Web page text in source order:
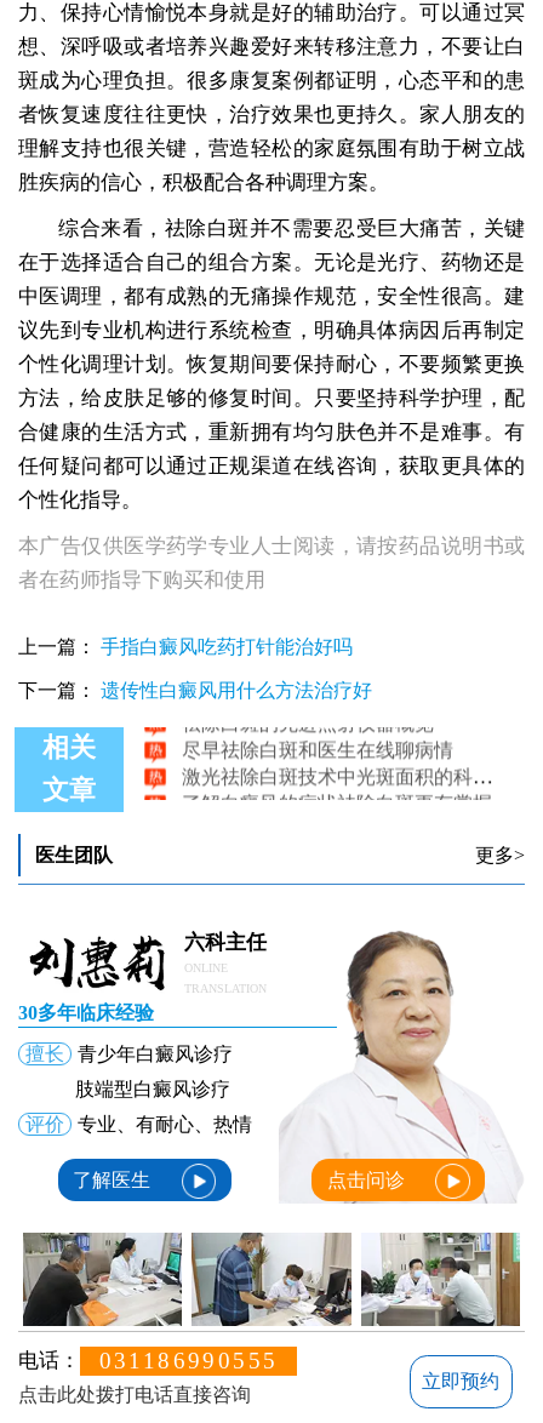
力、保持心情愉悦本身就是好的辅助治疗。可以通过冥
想、深呼吸或者培养兴趣爱好来转移注意力，不要让白
斑成为心理负担。很多康复案例都证明，心态平和的患
者恢复速度往往更快，治疗效果也更持久。家人朋友的
理解支持也很关键，营造轻松的家庭氛围有助于树立战
胜疾病的信心，积极配合各种调理方案。
综合来看，祛除白斑并不需要忍受巨大痛苦，关键
在于选择适合自己的组合方案。无论是光疗、药物还是
中医调理，都有成熟的无痛操作规范，安全性很高。建
议先到专业机构进行系统检查，明确具体病因后再制定
个性化调理计划。恢复期间要保持耐心，不要频繁更换
方法，给皮肤足够的修复时间。只要坚持科学护理，配
合健康的生活方式，重新拥有均匀肤色并不是难事。有
任何疑问都可以通过正规渠道在线咨询，获取更具体的
个性化指导。
本广告仅供医学药学专业人士阅读，请按药品说明书或
者在药师指导下购买和使用
上一篇： 手指白癜风吃药打针能治好吗
下一篇： 遗传性白癜风用什么方法治疗好
相关
文章
白醋能祛除白斑是不是真的
祛除白斑的先进照射仪器概览
尽早祛除白斑和医生在线聊病情
激光祛除白斑技术中光斑面积的科学解析
了解白癜风的症状祛除白斑更有掌握
医生团队 更多>
六科主任
ONLINE
TRANSLATION
30多年临床经验
擅长
青少年白癜风诊疗
肢端型白癜风诊疗
评价
专业、有耐心、热情
了解医生 点击问诊
电话： 031186990555
点击此处拨打电话直接咨询
立即预约